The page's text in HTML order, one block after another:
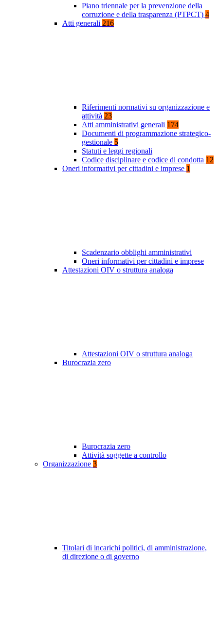
Piano triennale per la prevenzione della
corruzione e della trasparenza (PTPCT) 4
Atti generali 216
Riferimenti normativi su organizzazione e
attività 23
Atti amministrativi generali 174
Documenti di programmazione strategico-
gestionale 5
Statuti e leggi regionali
Codice disciplinare e codice di condotta 12
Oneri informativi per cittadini e imprese 1
Scadenzario obblighi amministrativi
Oneri informativi per cittadini e imprese
Attestazioni OIV o struttura analoga
Attestazioni OIV o struttura analoga
Burocrazia zero
Burocrazia zero
Attività soggette a controllo
Organizzazione 3
Titolari di incarichi politici, di amministrazione,
di direzione o di governo